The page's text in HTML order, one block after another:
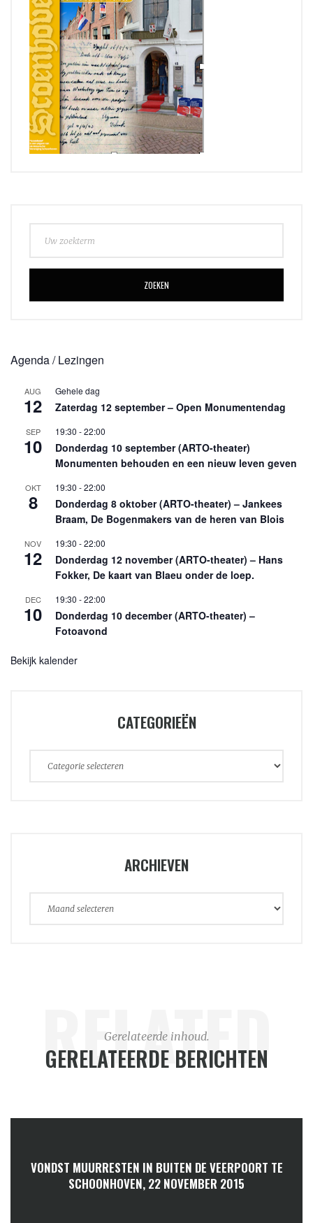
ZOEKEN
Agenda / Lezingen
AUG
12
Gehele dag
Zaterdag 12 september – Open Monumentendag
SEP
10
19:30 -22:00
Donderdag 10 september (ARTO-theater)
Monumenten behouden en een nieuw leven geven
OKT
8
19:30 -22:00
Donderdag 8 oktober (ARTO-theater) – Jankees
Braam, De Bogenmakers van de heren van Blois
NOV
12
19:30 -22:00
Donderdag 12 november (ARTO-theater) – Hans
Fokker, De kaart van Blaeu onder de loep.
DEC
10
19:30 -22:00
Donderdag 10 december (ARTO-theater) –
Fotoavond
Bekijk kalender
CATEGORIEËN
Categorieën
ARCHIEVEN
Archieven
RELATED
Gerelateerde inhoud.
GERELATEERDE BERICHTEN
VONDST MUURRESTEN IN BUITEN DE VEERPOORT TE
SCHOONHOVEN, 22 NOVEMBER 2015